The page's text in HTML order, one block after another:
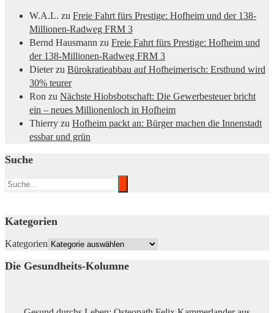
W.A.L. zu Freie Fahrt fürs Prestige: Hofheim und der 138-
Millionen-Radweg FRM 3
Bernd Hausmann zu Freie Fahrt fürs Prestige: Hofheim und
der 138-Millionen-Radweg FRM 3
Dieterzu Bürokratieabbau auf Hofheimerisch: Ersthund wird
30% teurer
Ron zu Nächste Hiobsbotschaft: Die Gewerbesteuer bricht
ein – neues Millionenloch in Hofheim
Thierry zu Hofheim packt an: Bürger machen die Innenstadt
essbar und grün
Suche
Kategorien
Kategorien
Die Gesundheits-Kolumne